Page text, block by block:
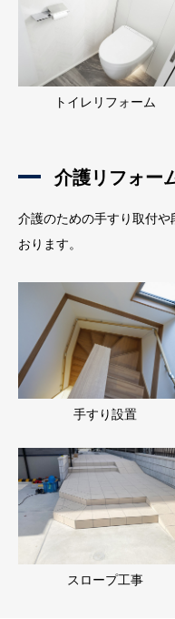
トイレリフォーム
介護リフォー
介護のための手すり取付
おります。
手すり設置
スロープ工事